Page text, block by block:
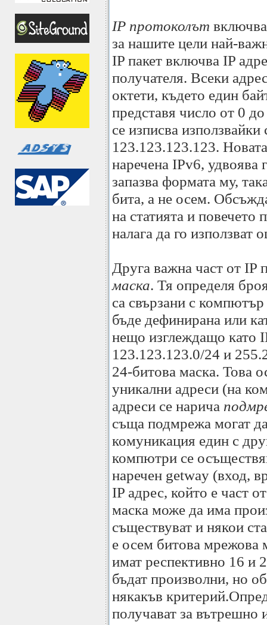
IP протоколът
за нашите цели най-
IP пакет включва IP
получателя. Всеки
октети, където един
представя число от 0
се изписва
123.123.123.123.
наречена IPv6, удвоява
запазва формата му,
бита, а не осем.
на статията и повечето
налага да го използват
Друга важна част от IP
маска. Тя определя
са свързани с
бъде дефинирана или
нещо изглеждащо като
123.123.123.0/24 и
24-битова маска. Това
уникални адреси (на
адреси се нарича
съща подмрежа могат
комуникация един с
компютри се
наречен getway (вход,
IP адрес, който е част
маска може да има
съществуват и някои
е осем битова мрежова
имат респективно 16 и
бъдат произволни, но
някакъв
получават за вътрешно